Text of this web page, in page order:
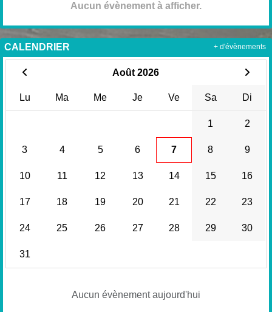
Aucun évènement à afficher.
CALENDRIER
Août 2026
Lu Ma Me Je Ve Sa Di
1 2
3 4 5 6 7 8 9
10 11 12 13 14 15 16
17 18 19 20 21 22 23
24 25 26 27 28 29 30
31
Aucun évènement aujourd'hui
+ d'évènements